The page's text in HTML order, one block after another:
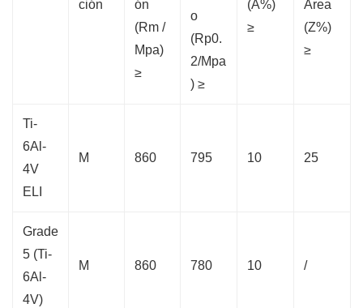
ción
ón
(Rm /
Mpa)
≥
o
(Rp0.
2/Mpa
) ≥
(A%)
≥
Area
(Z%)
≥
Ti-
6Al-
4V
ELI
M 860 795 10 25
Grade
5 (Ti-
6Al-
4V)
M 860 780 10 /